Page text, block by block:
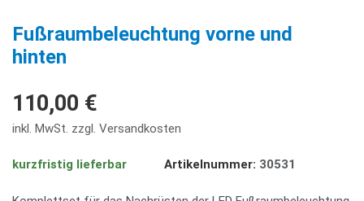
Fußraumbeleuchtung vorne und
hinten
110,00 €
inkl. MwSt. zzgl. Versandkosten
kurzfristig lieferbar Artikelnummer: 30531